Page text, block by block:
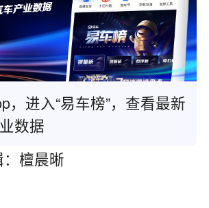
，进入“易车榜”，查看最新
数据
檀晨晰